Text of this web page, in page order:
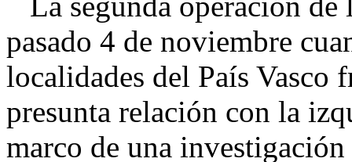
pasado 4 de noviembre
localidades del País Vasco
presunta relación con la
marco de una